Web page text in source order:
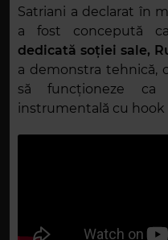
Satriani a declarat în
a fost concepută
dedicată soției sale,
a demonstra tehnică,
să funcționeze
instrumentală cu hook